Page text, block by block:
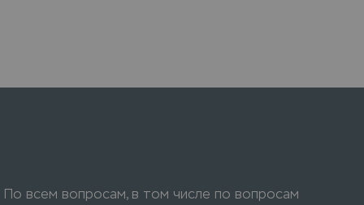
По всем вопросам, в том числе по вопросам